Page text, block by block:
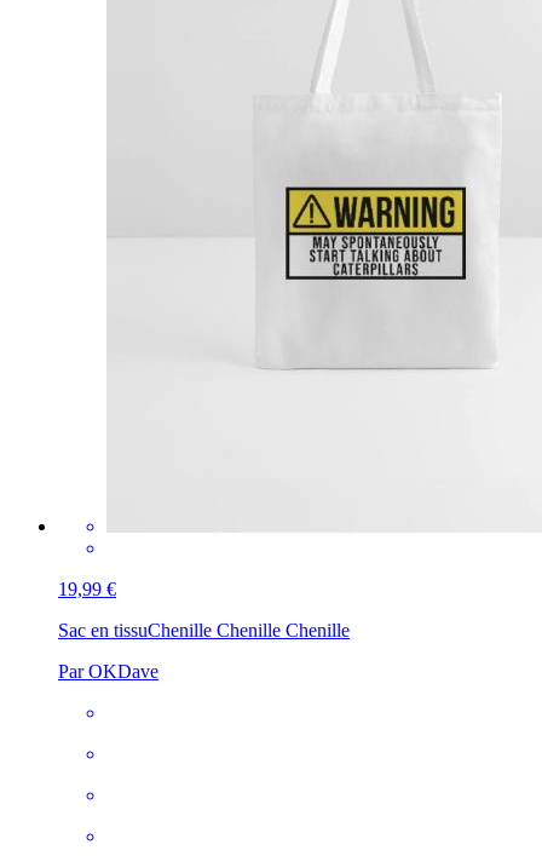
19,99 €
Sac en tissuChenille Chenille Chenille
Par OKDave